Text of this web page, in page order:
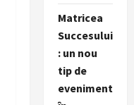
Matricea
Succesului
: un nou
tip de
eveniment